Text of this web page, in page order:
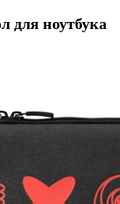
для ноутбука